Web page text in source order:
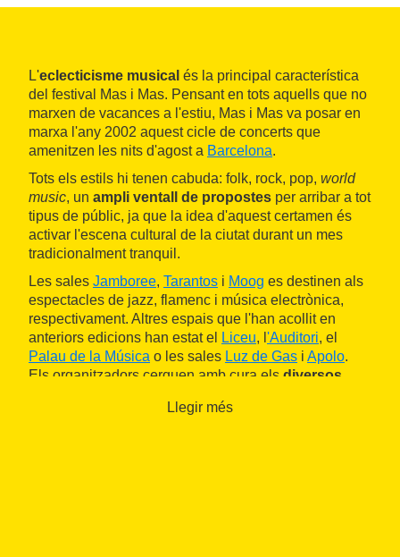
L'eclecticisme musical és la principal característica
del festival Mas i Mas. Pensant en tots aquells que no
marxen de vacances a l'estiu, Mas i Mas va posar en
marxa l'any 2002 aquest cicle de concerts que
amenitzen les nits d'agost a Barcelona.
Tots els estils hi tenen cabuda: folk, rock, pop, world
music, un ampli ventall de propostes per arribar a tot
tipus de públic, ja que la idea d'aquest certamen és
activar l'escena cultural de la ciutat durant un mes
tradicionalment tranquil.
Les sales Jamboree, Tarantos i Moog es destinen als
espectacles de jazz, flamenc i música electrònica,
respectivament. Altres espais que l'han acollit en
anteriors edicions han estat el
Liceu, l 'Auditori, el
Palau de la Música o les sales Luz de Gas i Apolo.
Els organitzadors cerquen amb cura els diversos
perfectament en l'escenari escollit.
Llegir més